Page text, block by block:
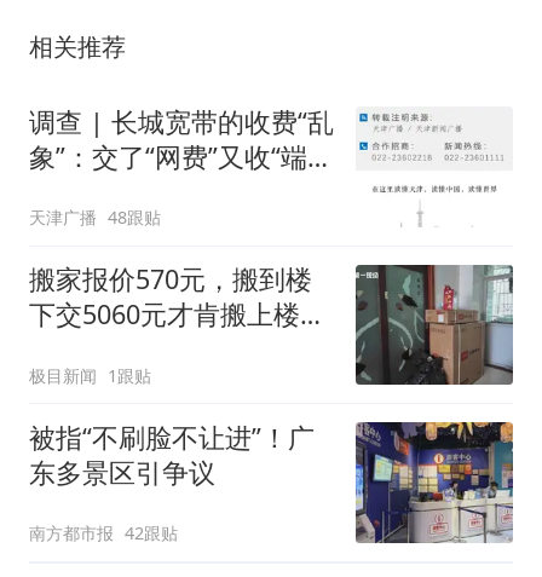
相关推荐
调查 | 长城宽带的收费“乱
象”：交了“网费”又收“端口
可延长到2037年
天津广播 48跟贴
搬家报价570元，搬到楼
下交5060元才肯搬上楼！
极目新闻 1跟贴
被指“不刷脸不让进”！广
东多景区引争议
南方都市报 42跟贴